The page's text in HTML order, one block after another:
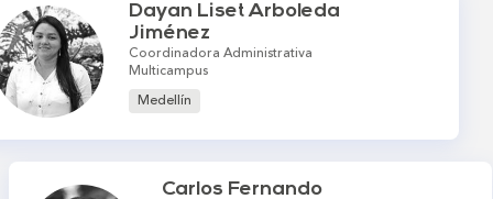
Dayan Liset Arboleda
Jiménez
Coordinadora Administrativa
Multicampus
Medellín
Carlos Fernando